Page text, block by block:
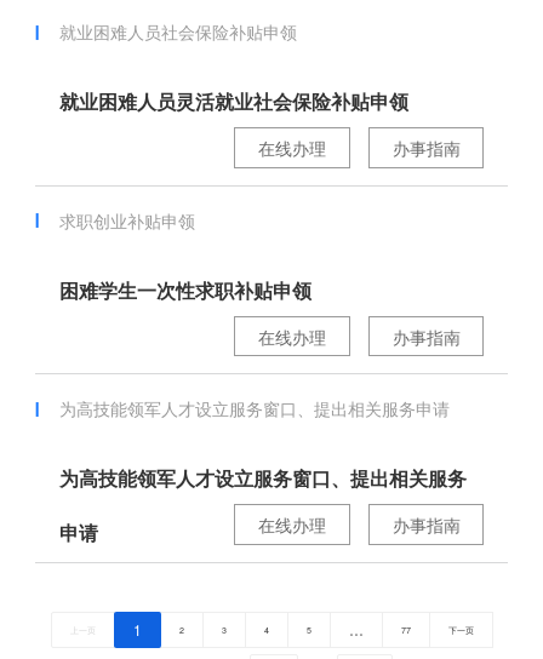
就业困难人员社会保险补贴申领
就业困难人员灵活就业社会保险补贴申领
办事指南
在线办理
求职创业补贴申领
困难学生一次性求职补贴申领
办事指南
在线办理
为高技能领军人才设立服务窗口、提出相关服务申请
为高技能领军人才设立服务窗口、提出相关服务
申请 办事指南
在线办理
上一页 1 2 3 4 5 … 77 下一页